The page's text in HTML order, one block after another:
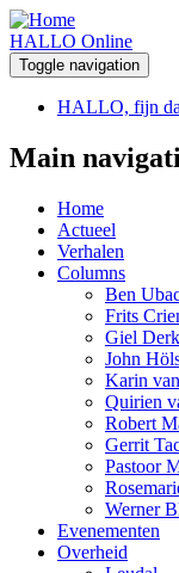
HALLO Online
Toggle navigation
HALLO, fijn
Main
Home
Actueel
Verhalen
Columns
Ben
Frits
Giel
John
Karin
Quirien
Robert
Gerrit
Pastoor
Werner
Evenementen
Overheid